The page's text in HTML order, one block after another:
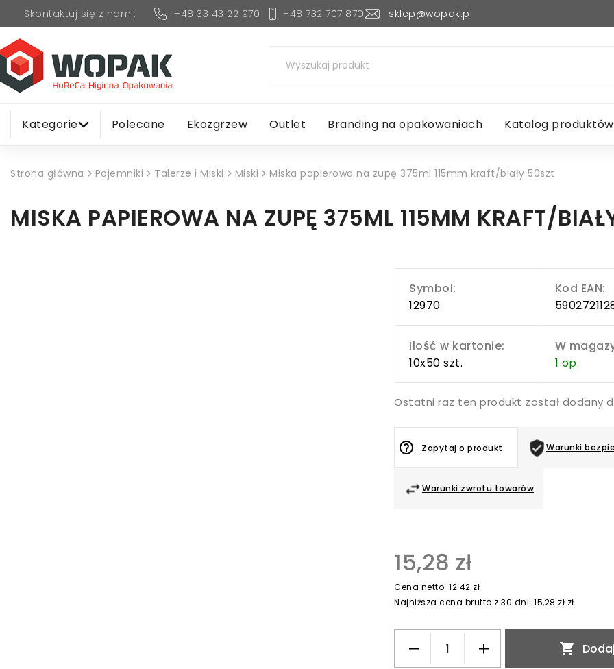
Skontaktuj się z nami: +48 33 43 22 970 +48 732 707 870 sklep@wopak.pl
Kategorie Polecane Ekozgrzew Outlet Branding na opakowaniach Katalog produktów
Strona główna Pojemniki Talerze i Miski Miski Miska papierowa na zupę 375ml 115mm kraft/biały 50szt
MISKA PAPIEROWA NA ZUPĘ 375ML 115MM KRAFT/
Symbol:
12970
Kod EAN:
Ilość w kartonie:
10x50 szt.
W
1 op.
Ostatni raz ten produkt został dodany
Warunki
Warunki zwrotu towarów
help_outline Zapytaj o produkt
15,28 zł
Cena netto: 12.42 zł
Najniższa cena brutto z 30 dni: 15,28 zł zł
